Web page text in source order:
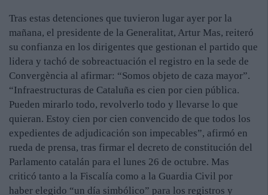
Tras estas detenciones que tuvieron lugar ayer por la
mañana, el presidente de la Generalitat, Artur Mas, reiteró
su confianza en los dirigentes que gestionan el partido que
lidera y tachó de sobreactuación el registro en la sede de
Convergència al afirmar: “Somos objeto de caza mayor”.
“Infraestructuras de Cataluña es cien por cien pública.
Pueden mirarlo todo, revolverlo todo y llevarse lo que
quieran. Estoy cien por cien convencido de que todos los
expedientes de adjudicación son impecables”, afirmó en
rueda de prensa, tras firmar el decreto de constitución del
Parlamento catalán para el lunes 26 de octubre. Mas
criticó tanto a la Fiscalía como a la Guardia Civil por
haber elegido “un día simbólico” para los registros y